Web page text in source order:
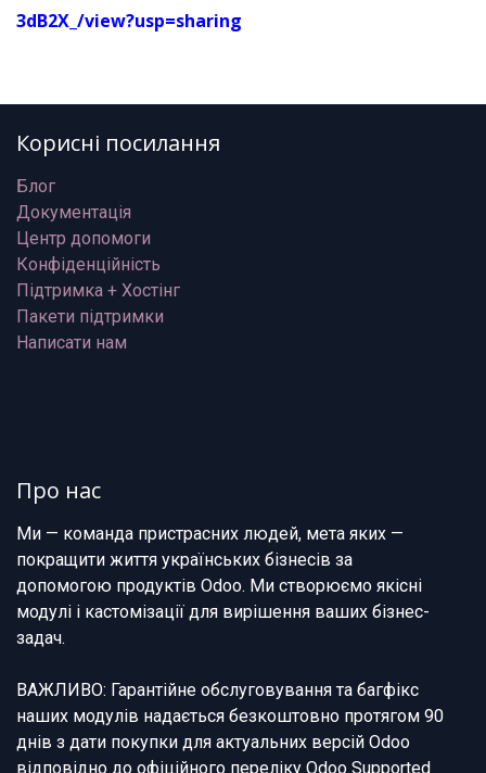
3dB2X_/view?usp=sharing
Корисні посилання
Блог
Документація
Центр допомоги
Конфіденційність
Підтримка + Хостінг
Пакети підтримки
Написати нам
Про нас
Ми — команда пристрасних людей, мета яких —
покращити життя українських бізнесів за
допомогою продуктів Odoo. Ми створюємо якісні
модулі і кастомізації для вирішення ваших бізнес-
задач.
ВАЖЛИВО: Гарантійне обслуговування та багфікс
наших модулів надається безкоштовно протягом 90
днів з дати покупки для актуальних версій Odoo
відповідно до офіційного переліку Odoo Supported